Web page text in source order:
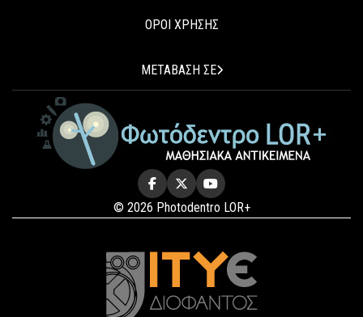
ΟΡΟΙ ΧΡΗΣΗΣ
ΜΕΤΑΒΑΣΗ ΣΕ
© 2026 Photodentro LOR+